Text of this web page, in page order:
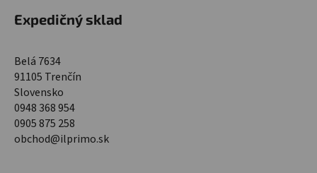
Expedičný sklad
Belá 7634
91105 Trenčín
Slovensko
0948 368 954
0905 875 258
obchod@ilprimo.sk